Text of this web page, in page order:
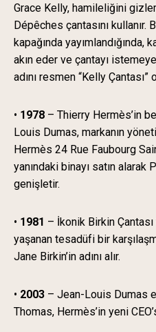
Grace Kelly, hamileliğini
Dépêches çantasını
kapağında yayımlandığında,
akın eder ve çantayı
adını resmen “Kelly
• 1978 – Thierry Hermès’in
Louis Dumas, markanın
Hermès 24 Rue Faubourg
yanındaki binayı satın alarak
genişletir.
• 1981 – İkonik Birkin Çantası
yaşanan tesadüfi bir
Jane Birkin’in adını alır.
• 2003 – Jean-Louis Dumas
Thomas, Hermès’in yeni